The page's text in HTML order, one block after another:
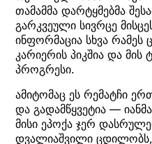
თამამმა დარტყმებმა
გარკვეული სივრცე
ინფორმაცია სხვა
კარიერის პიკშია და მის
პროგრესი.
ამიტომაც ეს რემატჩი
და გადამწყვეტია —
მისი ეპოქა ჯერ
დვალიაშვილი